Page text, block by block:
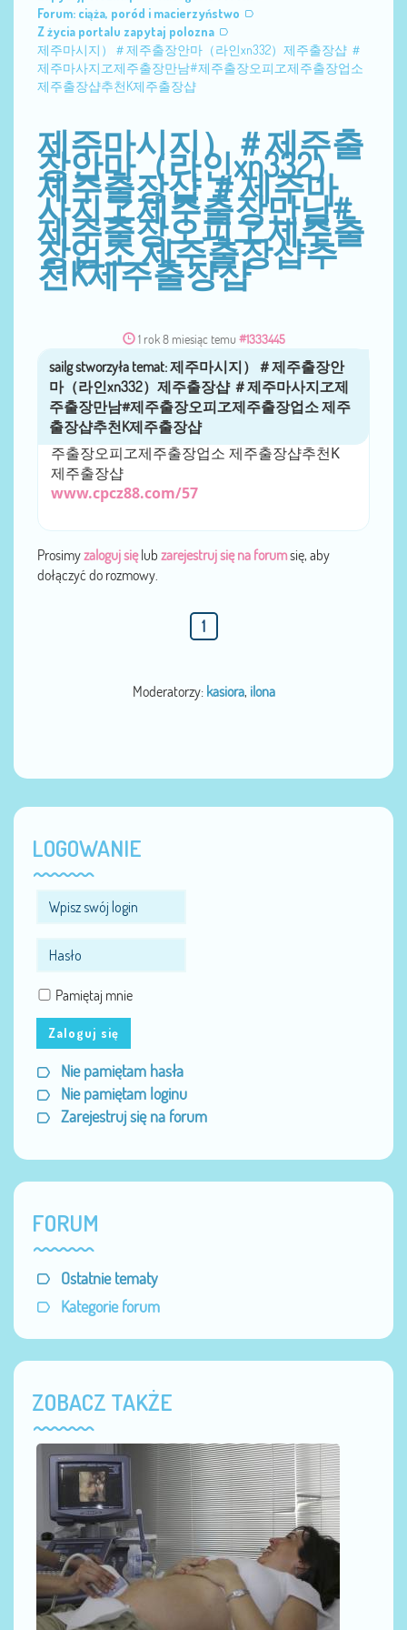
Forum: ciąża, poród i macierzyństwo
Z życia portalu zapytaj polozna
제주마시지）＃제주출장안마（라인xn332）제주출장샵 ＃
제주마사지ヱ제주출장만남#제주출장오피ヱ제주출장업소
제주출장샵추천K제주출장샵
제주마시지）＃제주출
장안마（라인xn332）
제주출장샵 ＃제주마
사지ヱ제주출장만남#
제주출장오피ヱ제주출
장업소 제주출장샵추
천K제주출장샵
1 rok 8 miesiąc temu #1333445
przezsailg
제주마시지）＃제주출장안마（라인xn332）
제주출장샵 ＃제주마사지ヱ제주출장만남#제
주출장오피ヱ제주출장업소 제주출장샵추천K
제주출장샵
www.cpcz88.com/57
Prosimyzaloguj sięlub zarejestruj się na forumsię, aby
dołączyć do rozmowy.
1
Moderatorzy: kasiora, ilona
LOGOWANIE
Pamiętaj mnie
Zaloguj się
Nie pamiętam hasła
Nie pamiętam loginu
Zarejestruj się na forum
FORUM
Ostatnie tematy
Kategorie forum
ZOBACZ TAKŻE